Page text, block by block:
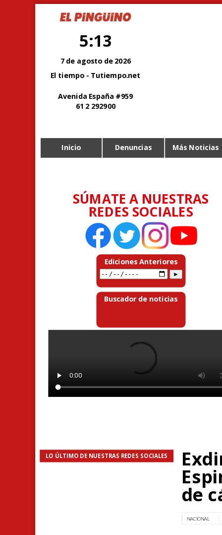
5:13
7 de agosto de 2026
El tiempo - Tutiempo.net
Avenida España #959
61 2 292900
Inicio Denuncias Más Noticias
SÚMATE A NUESTRAS
REDES SOCIALES
Ediciones Anteriores
Buscador de noticias
LO ÚLTIMO DE NUESTRAS REDES SOCIALES
de
NACIONAL